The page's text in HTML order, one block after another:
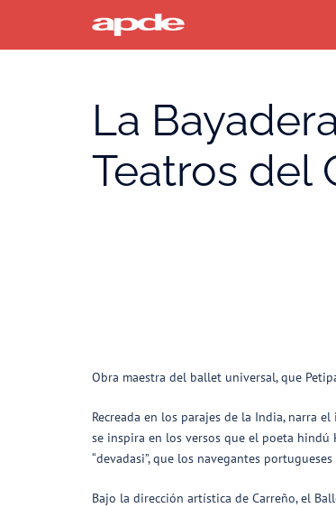
contenido
La
Teatros del
Obra maestra del ballet universal, que
Recreada en los parajes de la India, narra
se inspira en los versos que el poeta hindú
“devadasi”, que los navegantes portugueses
Bajo la dirección artística de Carreño, el